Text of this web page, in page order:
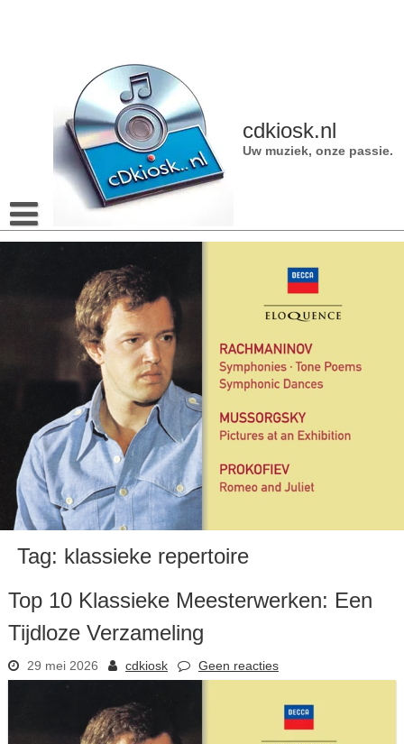
cdkiosk.nl
Uw muziek, onze passie.
Tag: klassieke repertoire
Top 10 Klassieke Meesterwerken: Een
Tijdloze Verzameling
29 mei 2026 cdkiosk Geen reacties